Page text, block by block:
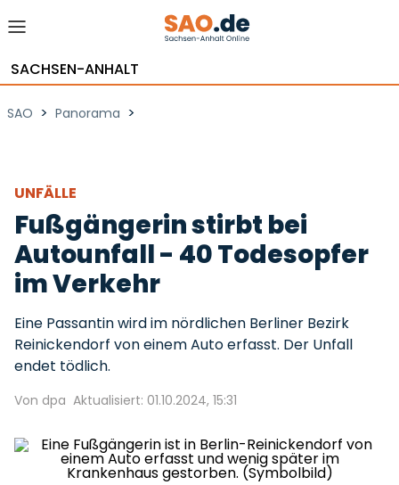
SACHSEN-ANHALT
SAO > Panorama >
UNFÄLLE
Fußgängerin stirbt bei
Autounfall - 40 Todesopfer
im Verkehr
Eine Passantin wird im nördlichen Berliner Bezirk
Reinickendorf von einem Auto erfasst. Der Unfall
endet tödlich.
Von dpa Aktualisiert: 01.10.2024, 15:31